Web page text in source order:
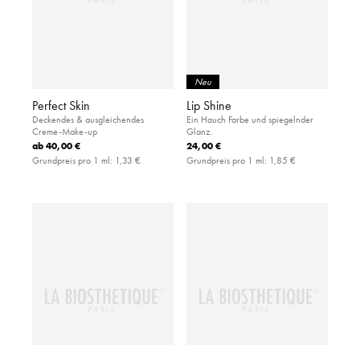
Perfect Skin
Deckendes & ausgleichendes
Creme-Make-up
ab40,00 €
Grundpreis pro 1 ml: 1,33 €
Neu
Lip Shine
Ein Hauch Farbe und spiegelnder
Glanz.
24,00 €
Grundpreis pro 1 ml: 1,85 €